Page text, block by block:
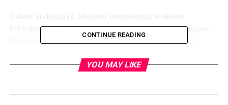
Dalam arahannya, Menkeu mendorong evaluasi
kebijakan yang dinilai tidak implementatif di lapangan.
Menkeu juga menyoroti pentingnya sinergi dengan
hukum untuk memperkuat penegakan hukum
CONTINUE READING
YOU MAY LIKE